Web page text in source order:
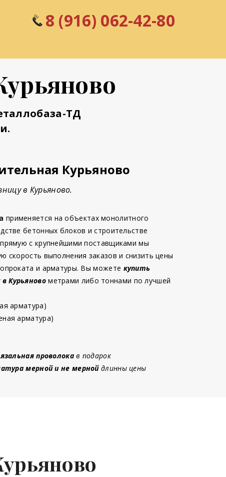
8 (916) 062-42-80
ТД
Курьяново
в Курьяново.
применяется на объектах монолитного
бетонных блоков и строительстве
с крупнейшими поставщиками мы
скорость выполнения заказов и снизить цены
и арматуры. Вы можете купить
в Курьяновометрами либо тоннами по лучшей
арматура)
арматура)
проволокав подарок
мерной и не мернойдлинны цены